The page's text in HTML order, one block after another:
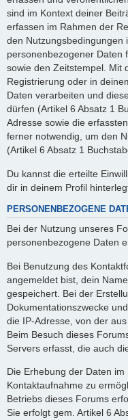
sind im Kontext deiner
erfassen im Rahmen der
den Nutzungsbedingungen
personenbezogener Daten
sowie den Zeitstempel. Mit
Registrierung oder in
Daten verarbeiten und
dürfen (Artikel 6 Absatz 1
Adresse sowie die
ferner notwendig, um den
(Artikel 6 Absatz 1
Du kannst die erteilte
dir in deinem Profil
PERSONENBEZOGENE
Bei der Nutzung unseres
personenbezogene Daten
Bei Benutzung des
angemeldet bist, dein
gespeichert. Bei der
Dokumentationszwecke
die IP-Adresse, von der
Beim Besuch dieses
Servers erfasst, die auch
Die Erhebung der Daten
Kontaktaufnahme zu
Betriebs dieses Forums
Sie erfolgt gem. Artikel 6